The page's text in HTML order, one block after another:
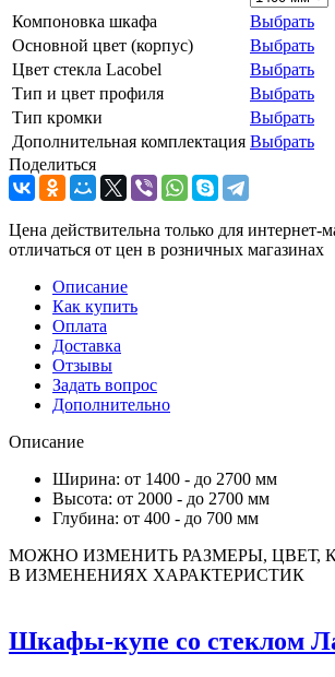
Компоновка шкафа
Выбрать
Основной цвет (корпус)
Выбрать
Цвет стекла Lacobel
Выбрать
Тип и цвет профиля
Выбрать
Тип кромки
Выбрать
Дополнительная комплектация Выбрать
Поделиться
Цена действительна только для интернет-
отличаться от цен в розничных магазинах
Описание
Как купить
Оплата
Доставка
Отзывы
Задать вопрос
Дополнительно
Описание
Ширина: от 1400 - до 2700 мм
Высота: от 2000 - до 2700 мм
Глубина: от 400 - до 700 мм
МОЖНО ИЗМЕНИТЬ РАЗМЕРЫ,
В ИЗМЕНЕНИЯХ ХАРАКТЕРИСТИК
Шкафы-купе со стеклом